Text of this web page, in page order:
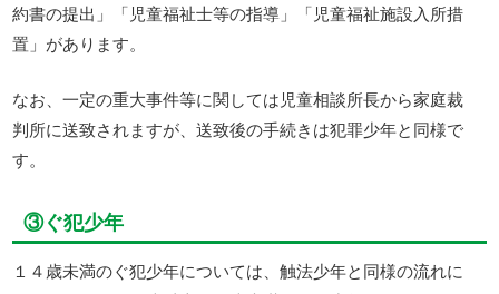
約書の提出」「児童福祉士等の指導」「児童福祉施設入所措
置」があります。
なお、一定の重大事件等に関しては児童相談所長から家庭裁
判所に送致されますが、送致後の手続きは犯罪少年と同様で
す。
③ぐ犯少年
１４歳未満のぐ犯少年については、触法少年と同様の流れに